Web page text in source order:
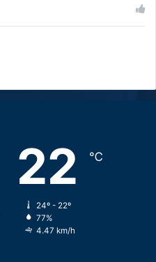
22 ℃
24º - 22º
77%
4.47 km/h